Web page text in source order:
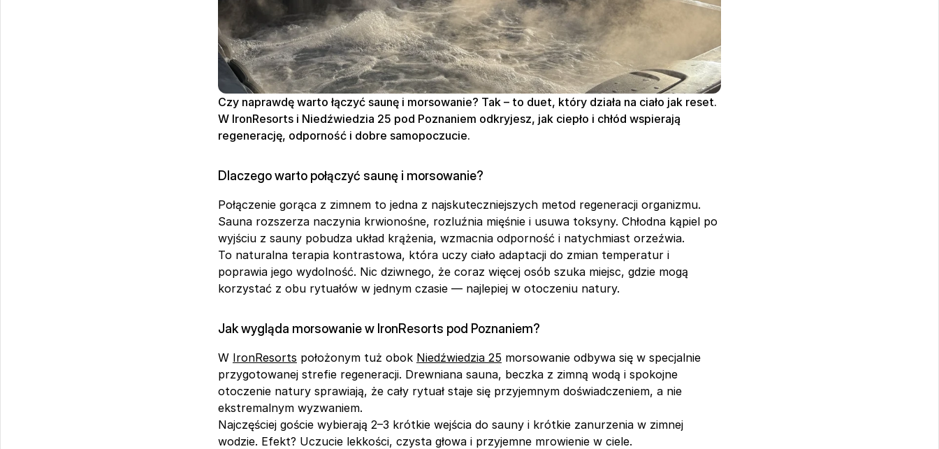
Czy naprawdę warto łączyć saunę i morsowanie? Tak – to duet, który działa na ciało jak reset.
W IronResorts i Niedźwiedzia 25 pod Poznaniem odkryjesz, jak ciepło i chłód wspierają
regenerację, odporność i dobre samopoczucie.
Dlaczego warto połączyć saunę i morsowanie?
Połączenie gorąca z zimnem to jedna z najskuteczniejszych metod regeneracji organizmu.
Sauna rozszerza naczynia krwionośne, rozluźnia mięśnie i usuwa toksyny. Chłodna kąpiel po
wyjściu z sauny pobudza układ krążenia, wzmacnia odporność i natychmiast orzeźwia.
To naturalna terapia kontrastowa, która uczy ciało adaptacji do zmian temperatur i
poprawia jego wydolność. Nic dziwnego, że coraz więcej osób szuka miejsc, gdzie mogą
korzystać z obu rytuałów w jednym czasie — najlepiej w otoczeniu natury.
Jak wygląda morsowanie w IronResorts pod Poznaniem?
W IronResorts położonym tuż obok Niedźwiedzia 25 morsowanie odbywa się w specjalnie
przygotowanej strefie regeneracji. Drewniana sauna, beczka z zimną wodą i spokojne
otoczenie natury sprawiają, że cały rytuał staje się przyjemnym doświadczeniem, a nie
ekstremalnym wyzwaniem.
Najczęściej goście wybierają 2–3 krótkie wejścia do sauny i krótkie zanurzenia w zimnej
wodzie. Efekt? Uczucie lekkości, czysta głowa i przyjemne mrowienie w ciele.